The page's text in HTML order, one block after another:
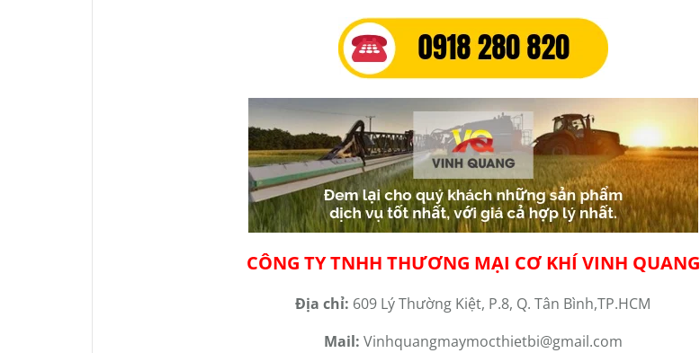
CÔNG TY TNHH THƯƠNG MẠI CƠ KHÍ VINH QUANG
Địa chỉ: 609 Lý Thường Kiệt, P.8, Q. Tân Bình,TP.HCM
Mail: Vinhquangmaymocthietbi@gmail.com